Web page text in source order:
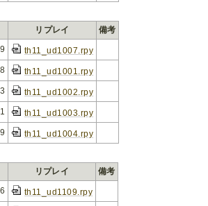
リプレイ
備考
th11_ud1007.rpy
th11_ud1001.rpy
th11_ud1002.rpy
th11_ud1003.rpy
th11_ud1004.rpy
リプレイ
備考
th11_ud1109.rpy